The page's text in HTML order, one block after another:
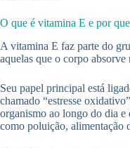
O que é vitamina E e por
A vitamina E faz parte do
aquelas que o corpo
Seu papel principal está
chamado “estresse
organismo ao longo do dia e
como poluição, alimentação